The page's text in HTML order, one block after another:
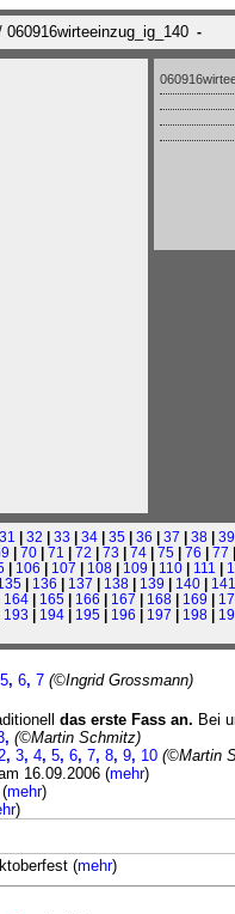
-
31 | 32 | 33 | 34 | 35 | 36 | 37 | 38 | 39
| 70 | 71 | 72 | 73 | 74 | 75 | 76 | 77 |
| 106 | 107 | 108 | 109 | 110 | 111 |
| 136 | 137 | 138 | 139 | 140 | 141
164 | 165 | 166 | 167 | 168 | 169 |
193 | 194 | 195 | 196 | 197 | 198 |
5, 6, 7 (©Ingrid Grossmann)
das erste Fass an. Bei
, (©Martin Schmitz)
, 3, 4, 5, 6, 7, 8, 9, 10 (©Martin
16.09.2006 (mehr)
mehr)
)
(mehr)